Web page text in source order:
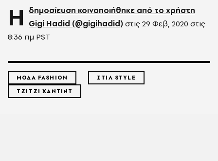
Η δημοσίευση κοινοποιήθηκε από το χρήστη
Gigi Hadid (@gigihadid)στις29 Φεβ, 2020 στις
8:36 πμ PST
ΜΟΔΑ FASHION
ΣΤΙΛ STYLE
ΤΖΙΤΖΙ ΧΑΝΤΙΝΤ